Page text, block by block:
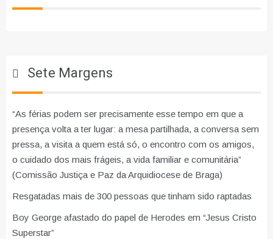
Sete Margens
“As férias podem ser precisamente esse tempo em que a
presença volta a ter lugar: a mesa partilhada, a conversa sem
pressa, a visita a quem está só, o encontro com os amigos,
o cuidado dos mais frágeis, a vida familiar e comunitária”
(Comissão Justiça e Paz da Arquidiocese de Braga)
Resgatadas mais de 300 pessoas que tinham sido raptadas
Boy George afastado do papel de Herodes em “Jesus Cristo
Superstar”